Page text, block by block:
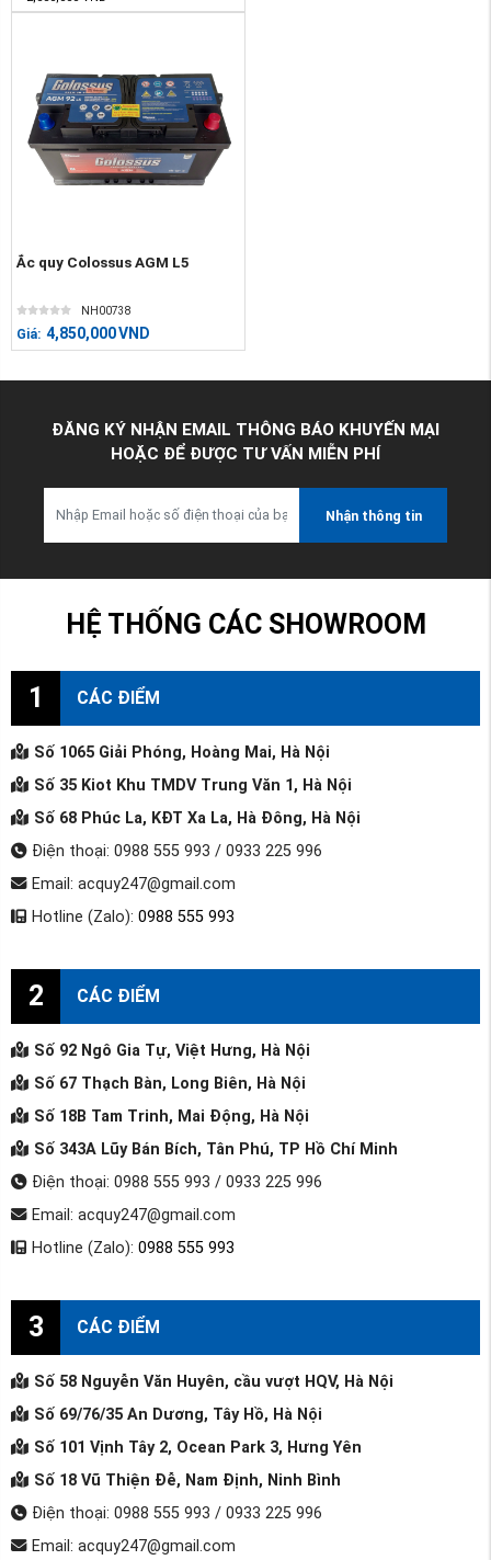
Ắc quy Colossus AGM L5
NH00738
Giá: 4,850,000VND
ĐĂNG KÝ NHẬN EMAIL THÔNG BÁO KHUYẾN MẠI
HOẶC ĐỂ ĐƯỢC TƯ VẤN MIỄN PHÍ
Nhận thông tin
HỆ THỐNG CÁC SHOWROOM
1 CÁC ĐIỂM
Số 1065 Giải Phóng, Hoàng Mai, Hà Nội
Số 35 Kiot Khu TMDV Trung Văn 1, Hà Nội
Số 68 Phúc La, KĐT Xa La, Hà Đông, Hà Nội
Điện thoại: 0988 555 993 / 0933 225 996
Email: acquy247@gmail.com
Hotline (Zalo): 0988 555 993
2 CÁC ĐIỂM
Số 92 Ngô Gia Tự, Việt Hưng, Hà Nội
Số 67 Thạch Bàn, Long Biên, Hà Nội
Số 18B Tam Trinh, Mai Động, Hà Nội
Số 343A Lũy Bán Bích, Tân Phú, TP Hồ Chí Minh
Điện thoại: 0988 555 993 / 0933 225 996
Email: acquy247@gmail.com
Hotline (Zalo): 0988 555 993
3 CÁC ĐIỂM
Số 58 Nguyễn Văn Huyên, cầu vượt HQV, Hà Nội
Số 69/76/35 An Dương, Tây Hồ, Hà Nội
Số 101 Vịnh Tây 2, Ocean Park 3, Hưng Yên
Số 18 Vũ Thiện Đễ, Nam Định, Ninh Bình
Điện thoại: 0988 555 993 / 0933 225 996
Email: acquy247@gmail.com